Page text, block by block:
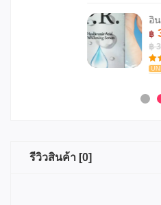
อินเตอร์เซรั่ม...
฿ 300
฿ 340- 11.76%
UNI 0.33 SP
รีวิวสินค้า [0]